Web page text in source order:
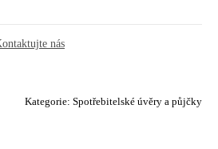
nás
Kategorie: Spotřebitelské úvěry a půjčky